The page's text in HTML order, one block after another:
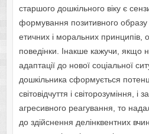
старшого дошкільного віку є
формування позитивного образу
етичних і моральних принципів,
поведінки. Інакше кажучи, якщо
адаптації до нової соціальної
дошкільника сформується
світовідчуття і світорозуміння, і
агресивного реагування, то
до здійснення делінквентних